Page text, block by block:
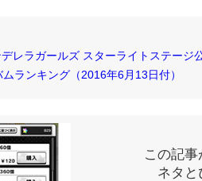
レラガールズ スターライトステージ
ランキング（2016年6月13日付）
この記
ネタと